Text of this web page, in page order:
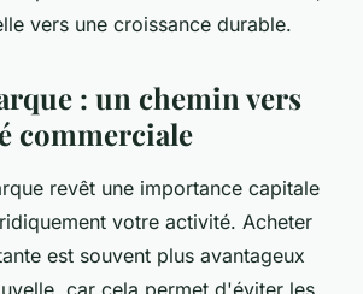
vers une croissance durable.
: un chemin vers
commerciale
revêt une importance capitale
votre activité. Acheter
est souvent plus avantageux